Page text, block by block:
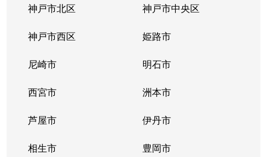
神戸市北区 神戸市中央区
神戸市西区 姫路市
尼崎市 明石市
西宮市 洲本市
芦屋市 伊丹市
相生市 豊岡市